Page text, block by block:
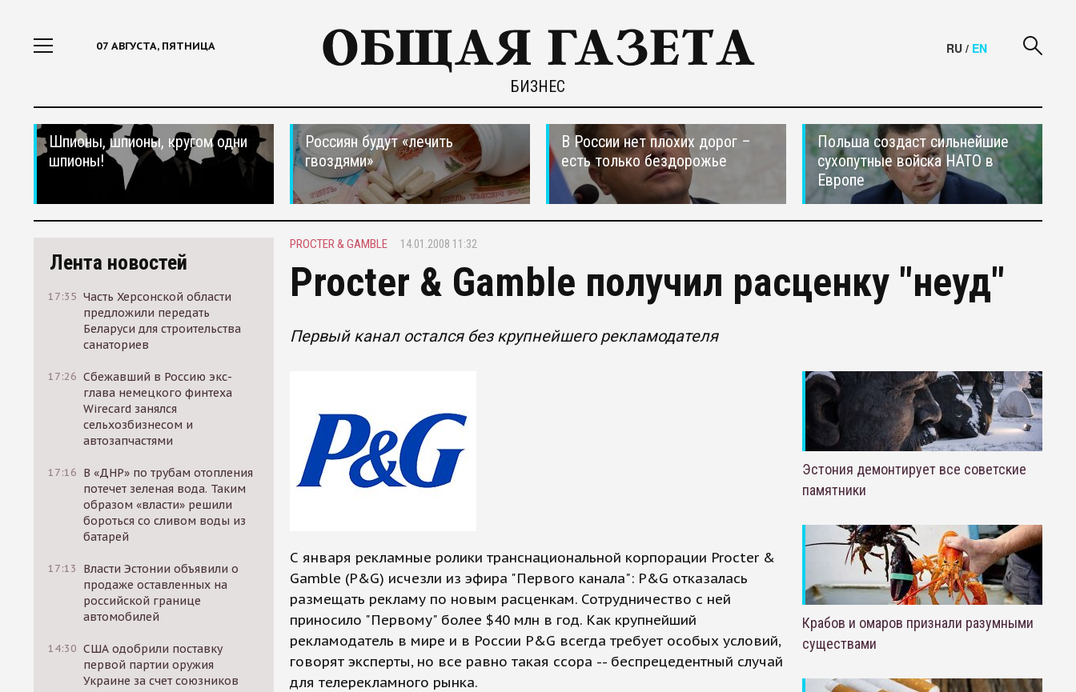
07 АВГУСТА, ПЯТНИЦА
БИЗНЕС
RU / EN
Шпионы, шпионы, кругом одни
шпионы!
Россиян будут «лечить
гвоздями»
В России нет плохих дорог –
есть только бездорожье
Польша создаст сильнейшие
сухопутные войска НАТО в
Европе
Лента новостей
17:35 Часть Херсонской области
предложили передать
Беларуси для строительства
санаториев
17:26 Сбежавший в Россию экс-
глава немецкого финтеха
Wirecard занялся
сельхозбизнесом и
автозапчастями
17:16 В «ДНР» по трубам отопления
потечет зеленая вода. Таким
образом «власти» решили
бороться со сливом воды из
батарей
17:13
Власти Эстонии объявили о
продаже оставленных на
российской границе
автомобилей
14:30 США одобрили поставку
первой партии оружия
Украине за счет союзников
PROCTER & GAMBLE 14.01.2008 11:32
Procter & Gamble получил расценку "неуд"
Первый канал остался без крупнейшего рекламодателя
С января рекламные ролики транснациональной корпорации Procter &
Gamble (P&G) исчезли из эфира "Первого канала": P&G отказалась
размещать рекламу по новым расценкам. Сотрудничество с ней
приносило "Первому" более $40 млн в год. Как крупнейший
рекламодатель в мире и в России P&G всегда требует особых условий,
говорят эксперты, но все равно такая ссора -- беспрецедентный случай
для телерекламного рынка.
Эстония демонтирует все советские
памятники
Крабов и омаров признали разумными
существами